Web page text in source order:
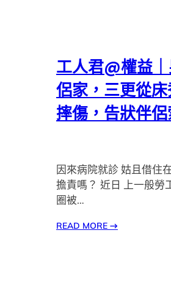
工人君@權益
侶家，三更從
摔傷，告狀伴
因來病院就診 姑且借住
擔責嗎？ 近日 上一般勞
圈被…
READ MORE →